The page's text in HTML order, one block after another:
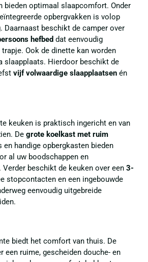
bieden optimaal slaapcomfort. Onder
opbergvakken is volop
Daarnaast beschikt de camper over
hefbed dat eenvoudig
Ook de dinette kan worden
slaapplaats. Hierdoor beschikt de
vijf volwaardige slaapplaatsen én
keuken is praktisch ingericht en van
De grote koelkast met ruim
en handige opbergkasten bieden
al uw boodschappen en
Verder beschikt de keuken over een 3-
stopcontacten en een ingebouwde
eenvoudig uitgebreide
biedt het comfort van thuis. De
een ruime, gescheiden douche- en